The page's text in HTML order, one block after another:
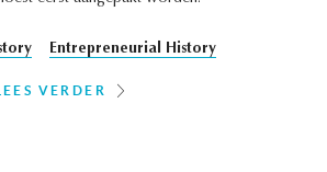
Entrepreneurial History
LEES VERDER